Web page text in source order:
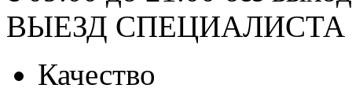
ВЫЕЗД СПЕЦИАЛИСТА
Качество